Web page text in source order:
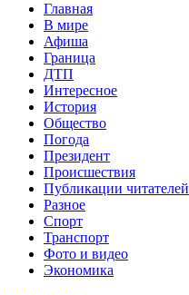
Главная
В мире
Афиша
Граница
ДТП
Интересное
История
Общество
Погода
Президент
Происшествия
Публикации читателей
Разное
Спорт
Транспорт
Фото и видео
Экономика